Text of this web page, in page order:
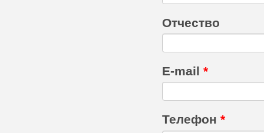
Отчество
E-mail *
Телефон *